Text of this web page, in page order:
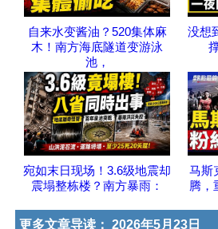
自来水变酱油？520集体麻
木！南方海底隧道变游泳
池，
没想
宛如末日现场！3.6级地震却
震塌整栋楼？南方暴雨：
马斯
腾，
更多文章导读： 2026年5月23日